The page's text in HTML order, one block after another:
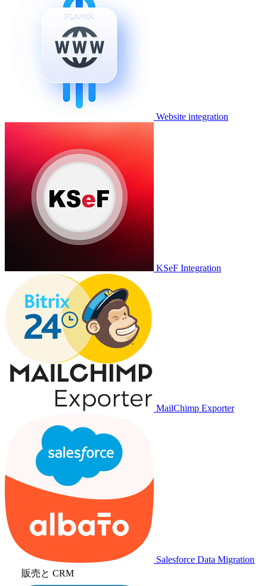
Website integration
KSeF Integration
MailChimp Exporter
Salesforce Data Migration
販売と CRM